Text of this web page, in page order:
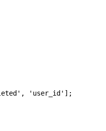
'user_id'];